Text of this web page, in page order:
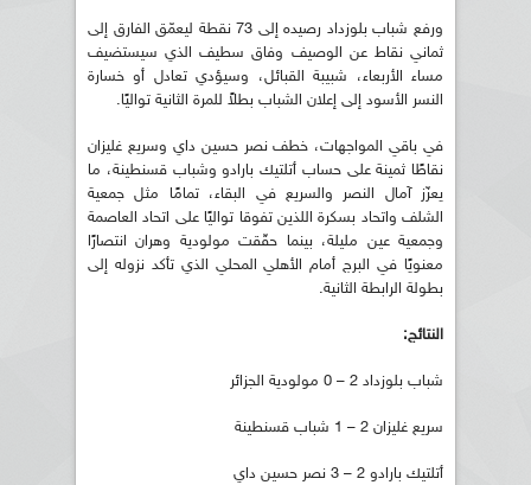
ورفع شباب بلوزداد رصيده إلى 73 نقطة ليعمّق الفارق إلى
ثماني نقاط عن الوصيف وفاق سطيف الذي سيستضيف
مساء الأربعاء، شبيبة القبائل، وسيؤدي تعادل أو خسارة
النسر الأسود إلى إعلان الشباب بطلاً للمرة الثانية تواليًا.
في باقي المواجهات، خطف نصر حسين داي وسريع غليزان
نقاطًا ثمينة على حساب أتلتيك بارادو وشباب قسنطينة، ما
يعزّز آمال النصر والسريع في البقاء، تمامًا مثل جمعية
الشلف واتحاد بسكرة اللذين تفوقا تواليًا على اتحاد العاصمة
وجمعية عين مليلة، بينما حقّقت مولودية وهران انتصارًا
معنويًا في البرج أمام الأهلي المحلي الذي تأكد نزوله إلى
بطولة الرابطة الثانية.
النتائج:
شباب بلوزداد 2 – 0 مولودية الجزائر
سريع غليزان 2 – 1 شباب قسنطينة
أتلتيك بارادو 2 – 3 نصر حسين داي